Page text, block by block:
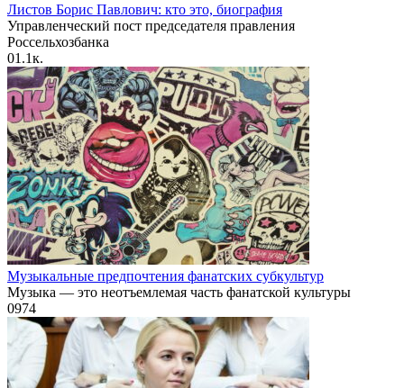
Листов Борис Павлович: кто это, биография
Управленческий пост председателя правления
Россельхозбанка
01.1к.
Музыкальные предпочтения фанатских субкультур
Музыка — это неотъемлемая часть фанатской культуры
0974